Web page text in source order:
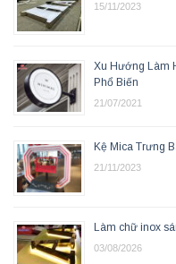
15/11/2023
Xu Hướng Làm
Phổ Biến
21/07/2021
Kệ Mica Trưng
21/11/2023
Làm chữ inox
03/08/2026